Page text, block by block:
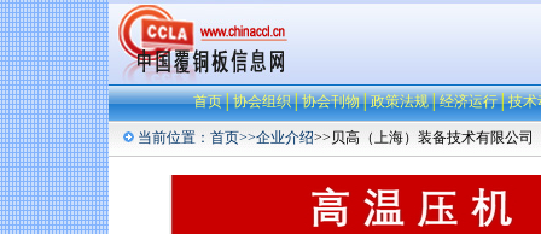
首页│协会组织│协会刊物│政策法规│经济运行│技术
当前位置： 首页>>企业介绍>>贝高（上海）装备技术有限公司